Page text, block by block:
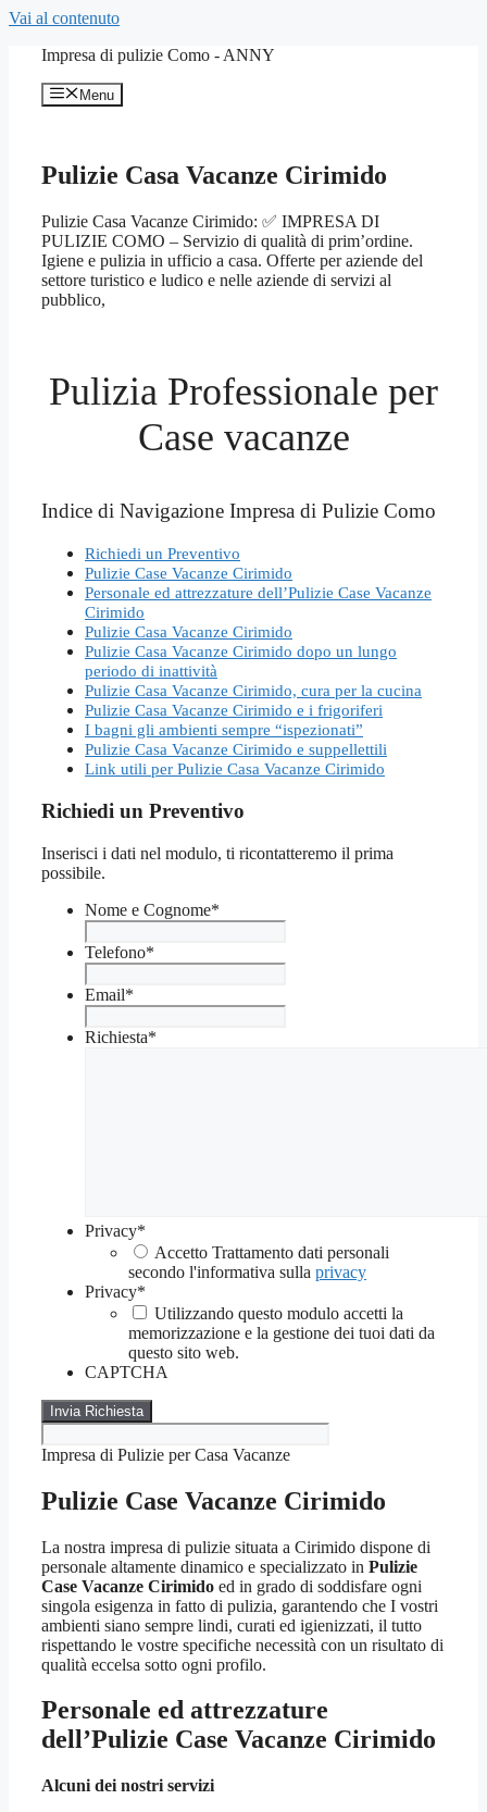
Vai al contenuto
Impresa di pulizie Como - ANNY
Menu
Pulizie Casa Vacanze Cirimido
Pulizie Casa Vacanze Cirimido: ✅ IMPRESA DI
PULIZIE COMO – Servizio di qualità di prim’ordine.
Igiene e pulizia in ufficio a casa. Offerte per aziende del
settore turistico e ludico e nelle aziende di servizi al
pubblico,
Pulizia Professionale per
Case vacanze
Indice di Navigazione Impresa di Pulizie Como
Richiedi un Preventivo
Pulizie Case Vacanze Cirimido
Personale ed attrezzature dell’Pulizie Case Vacanze
Cirimido
Pulizie Casa Vacanze Cirimido
Pulizie Casa Vacanze Cirimido dopo un lungo
periodo di inattività
Pulizie Casa Vacanze Cirimido, cura per la cucina
Pulizie Casa Vacanze Cirimido e i frigoriferi
I bagni gli ambienti sempre “ispezionati”
Pulizie Casa Vacanze Cirimido e suppellettili
Link utili per Pulizie Casa Vacanze Cirimido
Richiedi un Preventivo
Inserisci i dati nel modulo, ti ricontatteremo il prima
possibile.
Nome e Cognome*
Telefono*
Email*
Richiesta*
Privacy*
Accetto Trattamento dati personali
secondo l'informativa sulla privacy
Privacy*
Utilizzando questo modulo accetti la
memorizzazione e la gestione dei tuoi dati da
questo sito web.
CAPTCHA
Impresa di Pulizie per Casa Vacanze
Pulizie Case Vacanze Cirimido
La nostra impresa di pulizie situata a Cirimido dispone di
personale altamente dinamico e specializzato in Pulizie
Case Vacanze Cirimido ed in grado di soddisfare ogni
singola esigenza in fatto di pulizia, garantendo che I vostri
ambienti siano sempre lindi, curati ed igienizzati, il tutto
rispettando le vostre specifiche necessità con un risultato di
qualità eccelsa sotto ogni profilo.
Personale ed attrezzature
dell’Pulizie Case Vacanze Cirimido
Alcuni dei nostri servizi